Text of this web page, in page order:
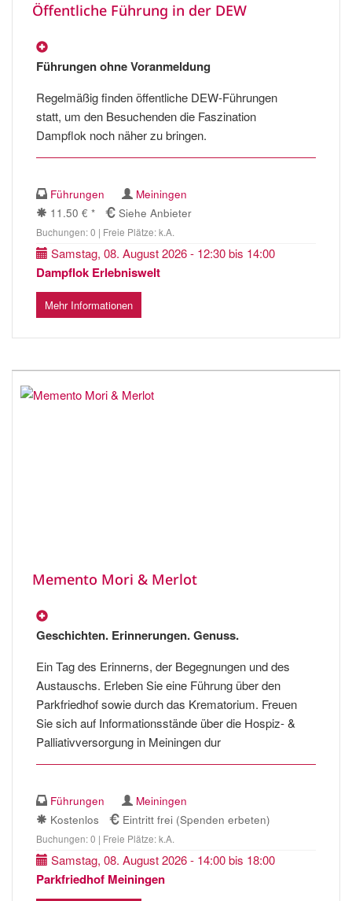
Öffentliche Führung in der DEW
Führungen ohne Voranmeldung
Regelmäßig finden öffentliche DEW-Führungen
statt, um den Besuchenden die Faszination
Dampflok noch näher zu bringen.
Führungen
Meiningen
11.50 € *
Siehe Anbieter
Buchungen: 0 | Freie Plätze: k.A.
Samstag, 08. August 2026 - 12:30 bis 14:00
Dampflok Erlebniswelt
Mehr Informationen
Memento Mori & Merlot
Geschichten. Erinnerungen. Genuss.
Ein Tag des Erinnerns, der Begegnungen und des
Austauschs. Erleben Sie eine Führung über den
Parkfriedhof sowie durch das Krematorium. Freuen
Sie sich auf Informationsstände über die Hospiz- &
Palliativversorgung in Meiningen dur
Führungen
Meiningen
Kostenlos
Eintritt frei (Spenden erbeten)
Buchungen: 0 | Freie Plätze: k.A.
Samstag, 08. August 2026 - 14:00 bis 18:00
Parkfriedhof Meiningen